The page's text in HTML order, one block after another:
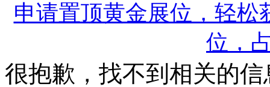
申请置顶黄金展位，轻松
位，
很抱歉，找不到相关的信